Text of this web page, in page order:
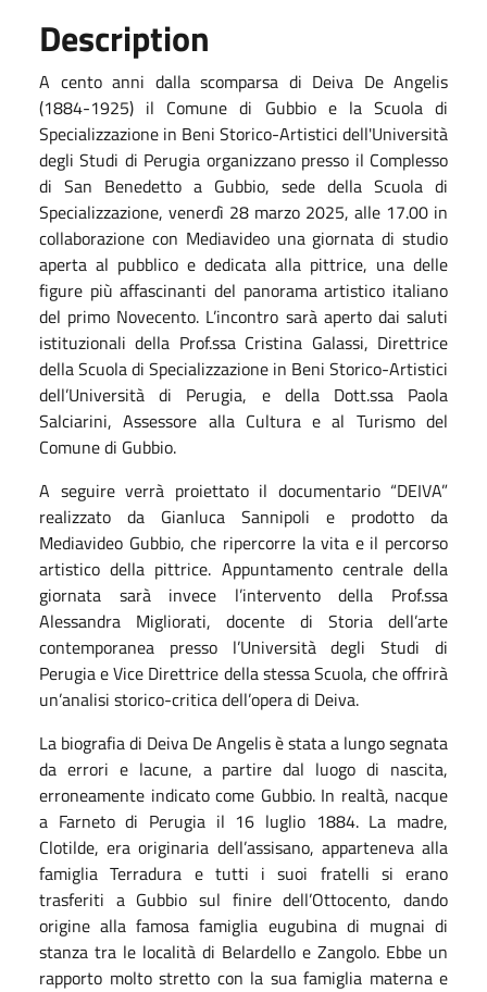
Description
A cento anni dalla scomparsa di Deiva De Angelis
(1884-1925) il Comune di Gubbio e la Scuola di
Specializzazione in Beni Storico-Artistici dell'Università
degli Studi di Perugia organizzano presso il Complesso
di San Benedetto a Gubbio, sede della Scuola di
Specializzazione, venerdì 28 marzo 2025, alle 17.00 in
collaborazione con Mediavideo una giornata di studio
aperta al pubblico e dedicata alla pittrice, una delle
figure più affascinanti del panorama artistico italiano
del primo Novecento. L’incontro sarà aperto dai saluti
istituzionali della Prof.ssa Cristina Galassi, Direttrice
della Scuola di Specializzazione in Beni Storico-Artistici
dell’Università di Perugia, e della Dott.ssa Paola
Salciarini, Assessore alla Cultura e al Turismo del
Comune di Gubbio.
A seguire verrà proiettato il documentario “DEIVA”
realizzato da Gianluca Sannipoli e prodotto da
Mediavideo Gubbio, che ripercorre la vita e il percorso
artistico della pittrice. Appuntamento centrale della
giornata sarà invece l’intervento della Prof.ssa
Alessandra Migliorati, docente di Storia dell’arte
contemporanea presso l’Università degli Studi di
Perugia e Vice Direttrice della stessa Scuola, che offrirà
un’analisi storico-critica dell’opera di Deiva.
La biografia di Deiva De Angelis è stata a lungo segnata
da errori e lacune, a partire dal luogo di nascita,
erroneamente indicato come Gubbio. In realtà, nacque
a Farneto di Perugia il 16 luglio 1884. La madre,
Clotilde, era originaria dell’assisano, apparteneva alla
famiglia Terradura e tutti i suoi fratelli si erano
trasferiti a Gubbio sul finire dell’Ottocento, dando
origine alla famosa famiglia eugubina di mugnai di
stanza tra le località di Belardello e Zangolo. Ebbe un
rapporto molto stretto con la sua famiglia materna e